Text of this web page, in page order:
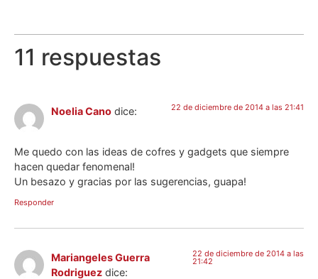
11 respuestas
Noelia Cano dice: 22 de diciembre de 2014 a las 21:41
Me quedo con las ideas de cofres y gadgets que siempre
hacen quedar fenomenal!
Un besazo y gracias por las sugerencias, guapa!
Responder
Mariangeles Guerra
Rodriguez dice:
22 de diciembre de 2014 a las
21:42